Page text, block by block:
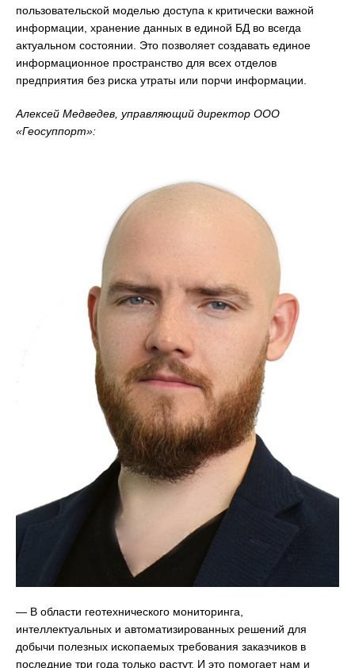
пользовательской моделью доступа к критически важной
информации, хранение данных в единой БД во всегда
актуальном состоянии. Это позволяет создавать единое
информационное пространство для всех отделов
предприятия без риска утраты или порчи информации.
Алексей Медведев, управляющий директор ООО
«Геосуппорт»:
— В области геотехнического мониторинга,
интеллектуальных и автоматизированных решений для
добычи полезных ископаемых требования заказчиков в
последние три года только растут. И это помогает нам и